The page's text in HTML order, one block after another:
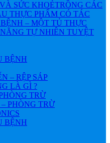
SỨC KHOẺTRỒNG CÁC
THỰC PHẨM CÓ TÁC
– MỘT TỦ THỰC
TỰ NHIÊN TUYỆT
BỆNH
– RỆP SÁP
LÀ GÌ ?
TRỪ
PHÒNG TRỪ
BỆNH